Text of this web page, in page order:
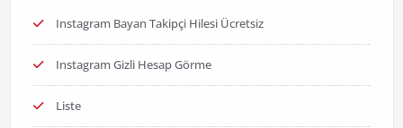
Instagram Bayan Takipçi Hilesi Ücretsiz
Instagram Gizli Hesap Görme
Liste